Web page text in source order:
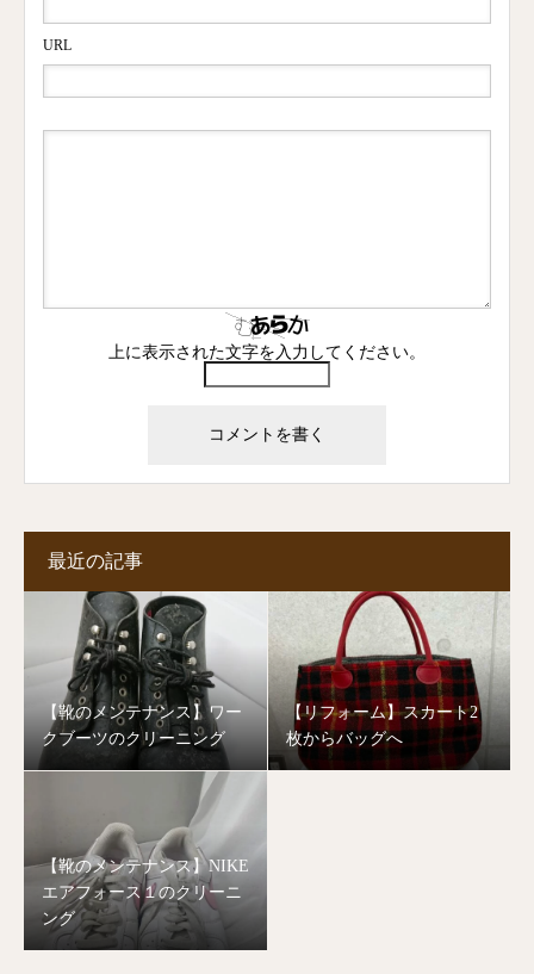
URL
上に表示された文字を入力してください。
最近の記事
【靴のメンテナンス】ワー
クブーツのクリーニング
【リフォーム】スカート2
枚からバッグへ
【靴のメンテナンス】NIKE
エアフォース１のクリーニ
ング